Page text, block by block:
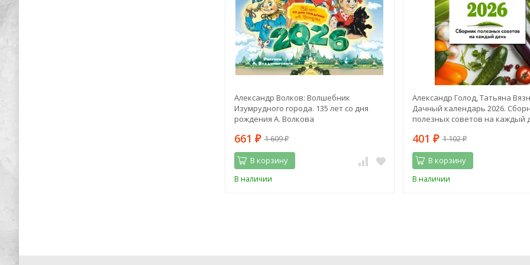
Александр Волков: Волшебник
Изумрудного города. 135 лет со дня
рождения А. Волкова
661 ₽ 1 609₽
В корзину
В наличии
Александр Голод, Татьяна
Дачный календарь 2026.
полезных советов на каждый
401 ₽ 1 102₽
В корзину
В наличии